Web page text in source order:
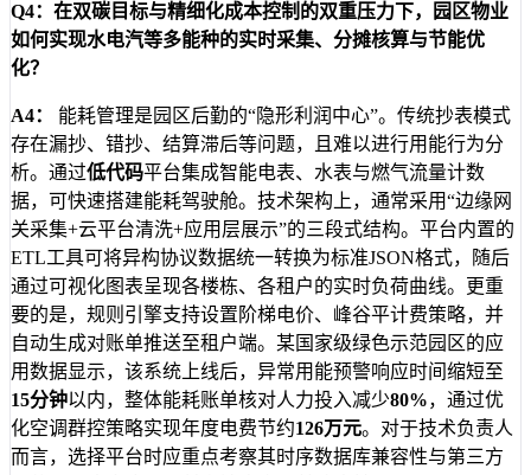
Q4：在双碳目标与精细化成本控制的双重压力下，园区物业
如何实现水电汽等多能种的实时采集、分摊核算与节能优
化？
A4：
能耗管理是园区后勤的“隐形利润中心”。传统抄表模式
存在漏抄、错抄、结算滞后等问题，且难以进行用能行为分
析。通过低代码平台集成智能电表、水表与燃气流量计数
据，可快速搭建能耗驾驶舱。技术架构上，通常采用“边缘网
关采集+云平台清洗+应用层展示”的三段式结构。平台内置的
ETL工具可将异构协议数据统一转换为标准JSON格式，随后
通过可视化图表呈现各楼栋、各租户的实时负荷曲线。更重
要的是，规则引擎支持设置阶梯电价、峰谷平计费策略，并
自动生成对账单推送至租户端。某国家级绿色示范园区的应
用数据显示，该系统上线后，异常用能预警响应时间缩短至
15分钟以内，整体能耗账单核对人力投入减少80%，通过优
化空调群控策略实现年度电费节约126万元。对于技术负责人
而言，选择平台时应重点考察其时序数据库兼容性与第三方